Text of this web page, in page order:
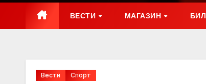
ВЕСТИ МАГАЗИН
Вести Спорт